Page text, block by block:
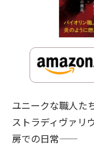
ユニークな職人た
ストラディヴァリ
房での日常――